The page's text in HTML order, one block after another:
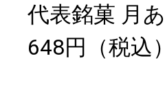
代表銘菓 月
648円（税込）